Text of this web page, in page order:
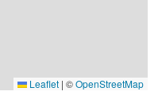
Leaflet | ©OpenStreetMap